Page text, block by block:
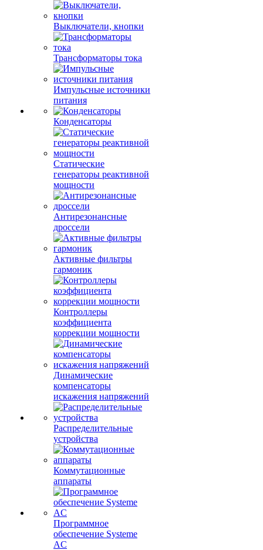
Выключатели, кнопки
Трансформаторы тока
Импульсные источники
питания
Конденсаторы
Статические
генераторы реактивной
мощности
Антирезонансные
дроссели
Активные фильтры
гармоник
Контроллеры
коэффициента
коррекции мощности
Динамические
компенсаторы
искажения напряжений
Распределительные
устройства
Коммутационные
аппараты
Программное
обеспечение Systeme
AC